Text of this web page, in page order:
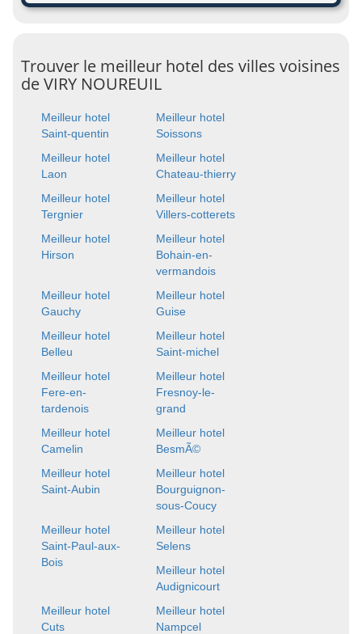
Trouver le meilleur hotel des villes voisines
de VIRY NOUREUIL
Meilleur hotel
Saint-quentin
Meilleur hotel
Soissons
Meilleur hotel
Laon
Meilleur hotel
Chateau-thierry
Meilleur hotel
Tergnier
Meilleur hotel
Villers-cotterets
Meilleur hotel
Hirson
Meilleur hotel
Bohain-en-
vermandois
Meilleur hotel
Gauchy
Meilleur hotel
Guise
Meilleur hotel
Belleu
Meilleur hotel
Saint-michel
Meilleur hotel
Fere-en-
tardenois
Meilleur hotel
Fresnoy-le-
grand
Meilleur hotel
Camelin
Meilleur hotel
BesmÃ©
Meilleur hotel
Saint-Aubin
Meilleur hotel
Bourguignon-
sous-Coucy
Meilleur hotel
Saint-Paul-aux-
Bois
Meilleur hotel
Selens
Meilleur hotel
Audignicourt
Meilleur hotel
Cuts
Meilleur hotel
Nampcel